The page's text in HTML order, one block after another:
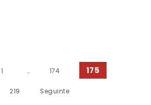
dos conteúdos
1 … 174 175
219 Seguinte